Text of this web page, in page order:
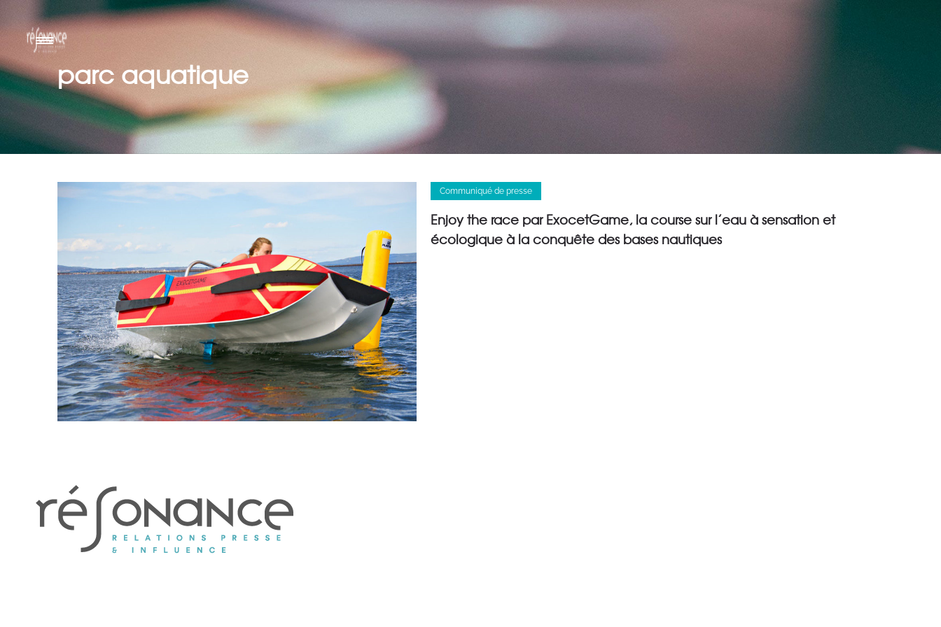
parc aquatique
Communiqué de presse
Enjoy the race par ExocetGame, la course sur l’eau à sensation et
écologique à la conquête des bases nautiques